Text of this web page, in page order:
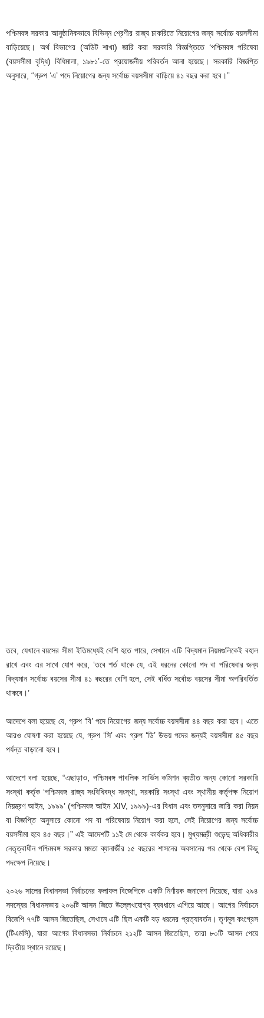
পশ্চিমবঙ্গ সরকার আনুষ্ঠানিকভাবে বিভিন্ন শ্রেণীর রাজ্য চাকরিতে নিয়োগের জন্য সর্বোচ্চ বয়সসীমা
বাড়িয়েছে। অর্থ বিভাগের (অডিট শাখা) জারি করা সরকারি বিজ্ঞপ্তিতে ‘পশ্চিমবঙ্গ পরিষেবা
(বয়সসীমা বৃদ্ধি) বিধিমালা, ১৯৮১’-তে প্রয়োজনীয় পরিবর্তন আনা হয়েছে। সরকারি বিজ্ঞপ্তি
অনুসারে, “গ্রুপ ‘এ’ পদে নিয়োগের জন্য সর্বোচ্চ বয়সসীমা বাড়িয়ে ৪১ বছর করা হবে।”
তবে, যেখানে বয়সের সীমা ইতিমধ্যেই বেশি হতে পারে, সেখানে এটি বিদ্যমান নিয়মগুলিকেই বহাল
রাখে এবং এর সাথে যোগ করে, ‘তবে শর্ত থাকে যে, এই ধরনের কোনো পদ বা পরিষেবার জন্য
বিদ্যমান সর্বোচ্চ বয়সের সীমা ৪১ বছরের বেশি হলে, সেই বর্ধিত সর্বোচ্চ বয়সের সীমা অপরিবর্তিত
থাকবে।’
আদেশে বলা হয়েছে যে, গ্রুপ ‘বি’ পদে নিয়োগের জন্য সর্বোচ্চ বয়সসীমা ৪৪ বছর করা হবে। এতে
আরও ঘোষণা করা হয়েছে যে, গ্রুপ ‘সি’ এবং গ্রুপ ‘ডি’ উভয় পদের জন্যই বয়সসীমা ৪৫ বছর
পর্যন্ত বাড়ানো হবে।
আদেশে বলা হয়েছে, “এছাড়াও, পশ্চিমবঙ্গ পাবলিক সার্ভিস কমিশন ব্যতীত অন্য কোনো সরকারি
সংস্থা কর্তৃক ‘পশ্চিমবঙ্গ রাজ্য সংবিধিবদ্ধ সংস্থা, সরকারি সংস্থা এবং স্থানীয় কর্তৃপক্ষ নিয়োগ
নিয়ন্ত্রণ আইন, ১৯৯৯’ (পশ্চিমবঙ্গ আইন XIV, ১৯৯৯)-এর বিধান এবং তদনুসারে জারি করা নিয়ম
বা বিজ্ঞপ্তি অনুসারে কোনো পদ বা পরিষেবায় নিয়োগ করা হলে, সেই নিয়োগের জন্য সর্বোচ্চ
বয়সসীমা হবে ৪৫ বছর।” এই আদেশটি ১১ই মে থেকে কার্যকর হবে। মুখ্যমন্ত্রী শুভেন্দু অধিকারীর
নেতৃত্বাধীন পশ্চিমবঙ্গ সরকার মমতা ব্যানার্জীর ১৫ বছরের শাসনের অবসানের পর থেকে বেশ কিছু
পদক্ষেপ নিয়েছে।
২০২৬ সালের বিধানসভা নির্বাচনের ফলাফল বিজেপিকে একটি নির্ণায়ক জনাদেশ দিয়েছে, যারা ২৯৪
সদস্যের বিধানসভায় ২০৬টি আসন জিতে উল্লেখযোগ্য ব্যবধানে এগিয়ে আছে। আগের নির্বাচনে
বিজেপি ৭৭টি আসন জিতেছিল, সেখানে এটি ছিল একটি বড় ধরনের প্রত্যাবর্তন। তৃণমূল কংগ্রেস
(টিএমসি), যারা আগের বিধানসভা নির্বাচনে ২১২টি আসন জিতেছিল, তারা ৮০টি আসন পেয়ে
দ্বিতীয় স্থানে রয়েছে।